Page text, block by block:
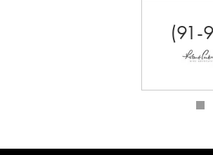
(91-